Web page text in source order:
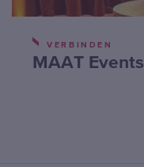
VERBINDEN
MAAT Events